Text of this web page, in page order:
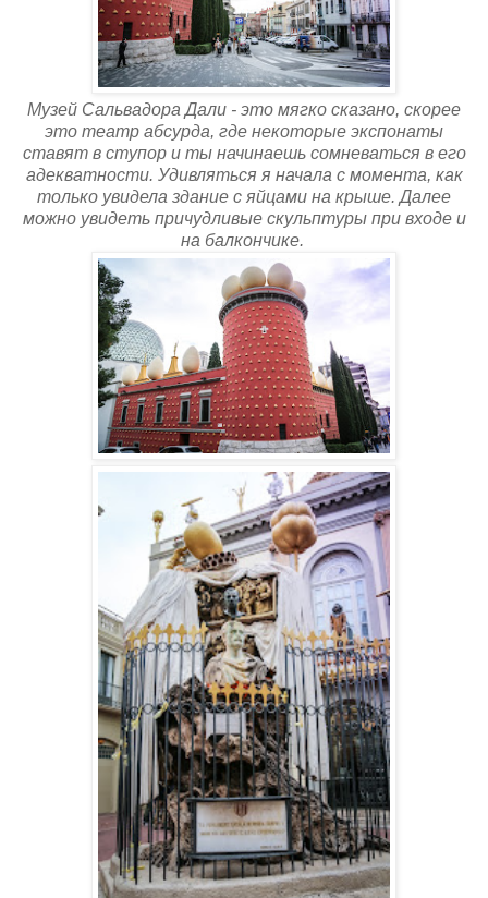
Музей Сальвадора Дали - это мягко сказано, скорее
это театр абсурда, где некоторые экспонаты
ставят в ступор и ты начинаешь сомневаться в его
адекватности. Удивляться я начала с момента, как
только увидела здание с яйцами на крыше. Далее
можно увидеть причудливые скульптуры при входе и
на балкончике.